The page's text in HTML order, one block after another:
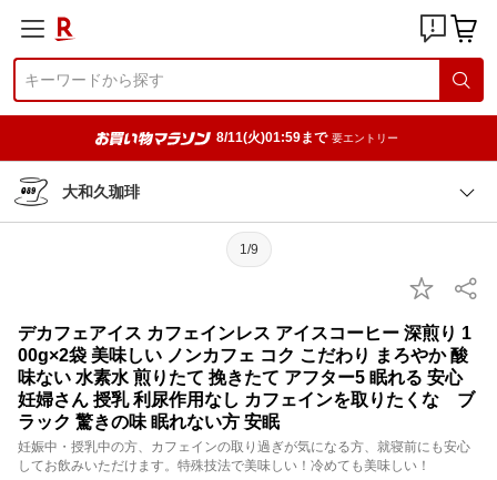
8/11(火)01:59まで 要エントリー
大和久珈琲
1/9
デカフェアイス カフェインレス アイスコーヒー 深煎り 1
00g×2袋 美味しい ノンカフェ コク こだわり まろやか 酸
味ない 水素水 煎りたて 挽きたて アフター5 眠れる 安心
妊婦さん 授乳 利尿作用なし カフェインを取りたくな ブ
ラック 驚きの味 眠れない方 安眠
妊娠中・授乳中の方、カフェインの取り過ぎが気になる方、就寝前にも安心
してお飲みいただけます。特殊技法で美味しい！冷めても美味しい！